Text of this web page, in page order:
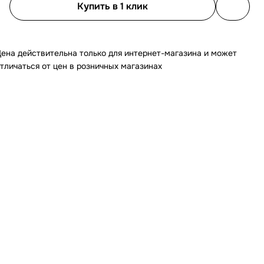
Купить в 1 клик
действительна только для интернет-магазина и может
от цен в розничных магазинах